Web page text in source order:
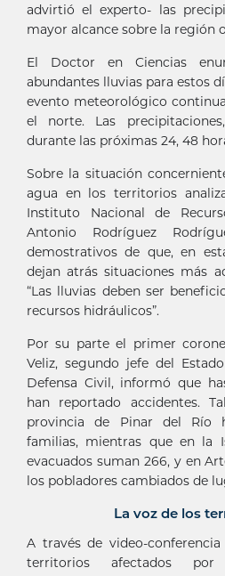
advirtió el experto- las
mayor alcance sobre la región
El Doctor en Ciencias
abundantes lluvias para estos
evento meteorológico
el norte. Las
durante las próximas 24, 48
Sobre la situación
agua en los territorios
Instituto Nacional de
Antonio Rodríguez
demostrativos de que, en
dejan atrás situaciones más
“Las lluvias deben ser
recursos hidráulicos”.
Por su parte el primer
Veliz, segundo jefe del
Defensa Civil, informó que
han reportado accidentes.
provincia de Pinar del Río
familias, mientras que en la
evacuados suman 266, y en
los pobladores cambiados de
La voz de los
A través de video-
territorios afectados